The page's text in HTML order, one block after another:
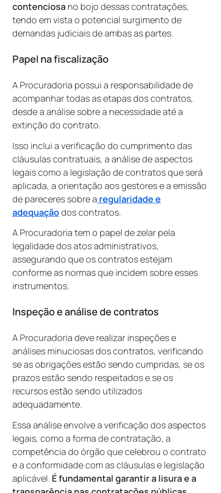
contenciosa no bojo dessas contratações,
tendo em vista o potencial surgimento de
demandas judiciais de ambas as partes.
Papel na fiscalização
A Procuradoria possui a responsabilidade de
acompanhar todas as etapas dos contratos,
desde a análise sobre a necessidade até a
extinção do contrato.
Isso inclui a verificação do cumprimento das
cláusulas contratuais, a análise de aspectos
legais como a legislação de contratos que será
aplicada, a orientação aos gestores e a emissão
de pareceres sobre a regularidade e
adequaçãodos contratos.
A Procuradoria tem o papel de zelar pela
legalidade dos atos administrativos,
assegurando que os contratos estejam
conforme as normas que incidem sobre esses
instrumentos.
Inspeção e análise de contratos
A Procuradoria deve realizar inspeções e
análises minuciosas dos contratos, verificando
se as obrigações estão sendo cumpridas, se os
prazos estão sendo respeitados e se os
recursos estão sendo utilizados
adequadamente.
Essa análise envolve a verificação dos aspectos
legais, como a forma de contratação, a
competência do órgão que celebrou o contrato
e a conformidade com as cláusulas e legislação
aplicável. É fundamental garantir a lisura e a